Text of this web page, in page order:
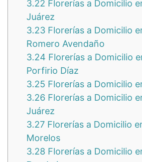
3.22 Florerías a Domicilio
Juárez
3.23 Florerías a Domicilio
Romero Avendaño
3.24 Florerías a Domicilio
Porfirio Díaz
3.25 Florerías a Domicilio
3.26 Florerías a Domicilio
Juárez
3.27 Florerías a Domicilio
Morelos
3.28 Florerías a Domicilio